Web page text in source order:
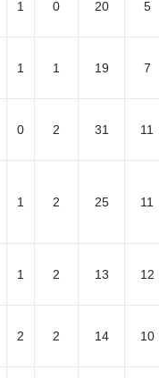
1 0 20 5
1 1 19 7
0 2 31 11
1 2 25 11
1 2 13 12
2 2 14 10